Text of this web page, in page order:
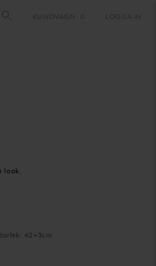
KUNDVAGN LOGGA IN
look.
42+3cm